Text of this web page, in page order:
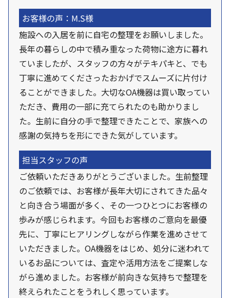
お客様の声：M.S様
施設への入居を前に自宅の整理をお願いしました。
長年の暮らしの中で積み重なった荷物に途方に暮れ
ていましたが、スタッフの方々がテキパキと、でも
丁寧に進めてくださったおかげでスムーズに片付け
ることができました。大切なOA機器は買い取ってい
ただき、費用の一部に充てられたのも助かりまし
た。生前に自分の手で整理できたことで、家族への
感謝の気持ちを形にできた気がしています。
担当スタッフの声
ご依頼いただきありがとうございました。生前整理
のご依頼では、お客様が長年大切にされてきた品々
と向き合う場面が多く、その一つひとつにお客様の
歩みが感じられます。今回もお客様のご意向を最優
先に、丁寧にヒアリングしながら作業を進めさせて
いただきました。OA機器をはじめ、処分に迷われて
いるお品については、査定や活用方法をご提案しな
がら進めました。お客様が前向きな気持ちで整理を
終えられたことをうれしく思っています。